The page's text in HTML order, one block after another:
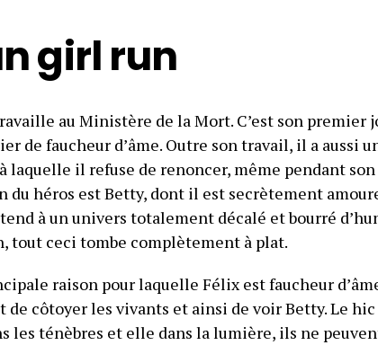
girl run
au Ministère de la Mort. C’est son premier
de faucheur d’âme. Outre son travail, il a aussi
laquelle il refuse de renoncer, même pendant son
du héros est Betty, dont il est secrètement
à un univers totalement décalé et bourré
tout ceci tombe complètement à plat.
raison pour laquelle Félix est faucheur
de côtoyer les vivants et ainsi de voir Betty. Le hic
les ténèbres et elle dans la lumière, ils ne